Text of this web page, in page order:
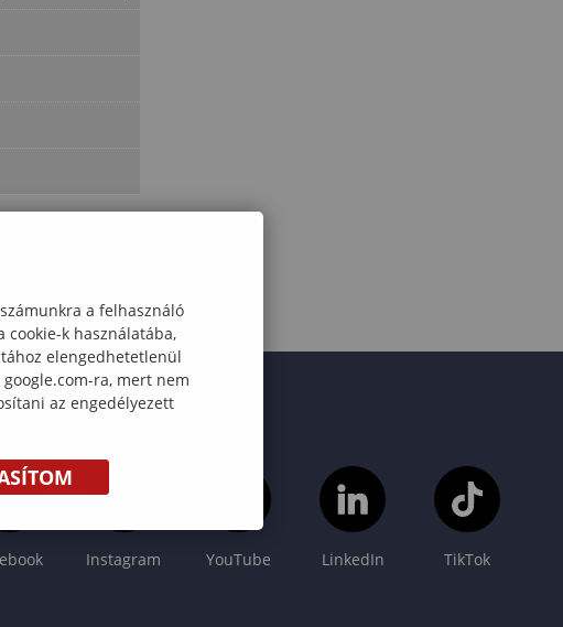
Instagram YouTube LinkedIn TikTok
a felhasználó
k használatába,
elengedhetetlenül
ra, mert nem
az engedélyezett